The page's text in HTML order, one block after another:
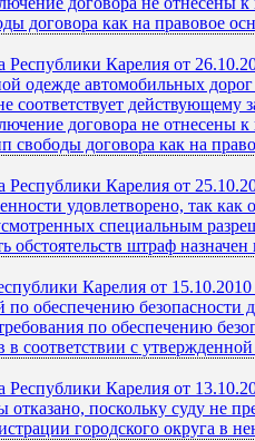
договора как на правовое
Карелия от
одежде автомобильных дорог
соответствует
договора не отнесены
свободы договора как на
Карелия от
удовлетворено, так
специальным
обстоятельств штраф
Карелия от
по обеспечению
по обеспечению
в соответствии с
Карелия от
поскольку суду не
городского округа в